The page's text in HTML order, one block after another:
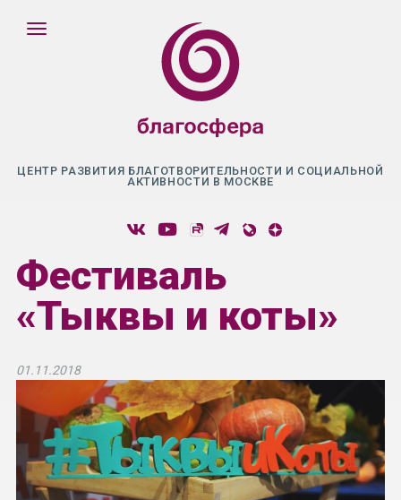
ЦЕНТР РАЗВИТИЯ БЛАГОТВОРИТЕЛЬНОСТИ И СОЦИАЛЬНОЙ
АКТИВНОСТИ В МОСКВЕ
Фестиваль
«Тыквы и коты»
01.11.2018